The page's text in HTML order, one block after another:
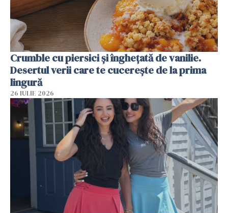
Crumble cu piersici și înghețată de vanilie.
Desertul verii care te cucerește de la prima
lingură
26 IULIE 2026